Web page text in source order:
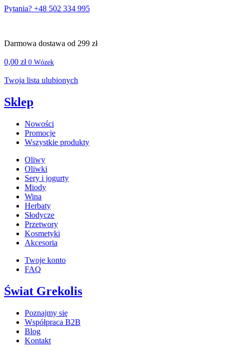
Pytania? +48 502 334 995
Darmowa dostawa od 299 zł
0,00 zł 0 Wózek
Twoja lista ulubionych
Sklep
Nowości
Promocje
Wszystkie produkty
Oliwy
Oliwki
Sery i jogurty
Miody
Wina
Herbaty
Słodycze
Przetwory
Kosmetyki
Akcesoria
Twoje konto
FAQ
Świat Grekolis
Poznajmy się
Współpraca B2B
Blog
Kontakt